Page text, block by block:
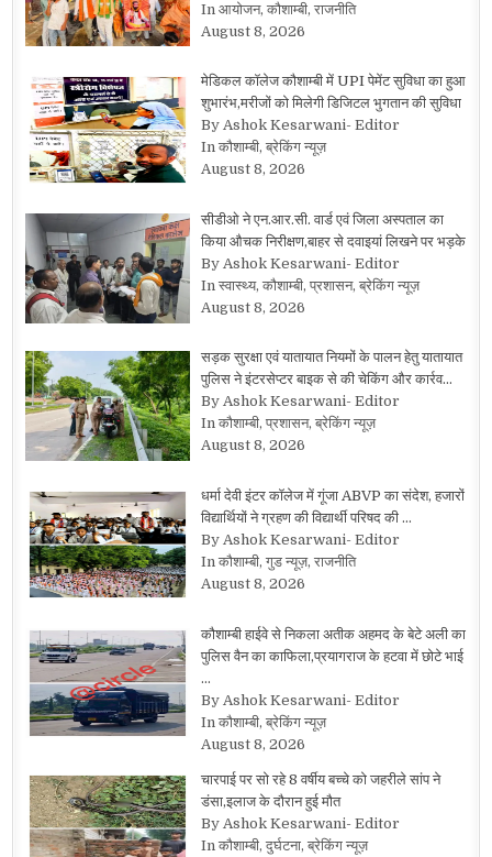
In आयोजन, कौशाम्बी, राजनीति
August 8, 2026
मेडिकल कॉलेज कौशाम्बी में UPI पेमेंट सुविधा का हुआ
शुभारंभ,मरीजों को मिलेगी डिजिटल भुगतान की सुविधा
By Ashok Kesarwani- Editor
In कौशाम्बी, ब्रेकिंग न्यूज़
August 8, 2026
सीडीओ ने एन.आर.सी. वार्ड एवं जिला अस्पताल का
किया औचक निरीक्षण,बाहर से दवाइयां लिखने पर भड़के
By Ashok Kesarwani- Editor
In स्वास्थ्य, कौशाम्बी, प्रशासन, ब्रेकिंग न्यूज़
August 8, 2026
सड़क सुरक्षा एवं यातायात नियमों के पालन हेतु यातायात
पुलिस ने इंटरसेप्टर बाइक से की चेकिंग और कार्रव…
By Ashok Kesarwani- Editor
In कौशाम्बी, प्रशासन, ब्रेकिंग न्यूज़
August 8, 2026
धर्मा देवी इंटर कॉलेज में गूंजा ABVP का संदेश, हजारों
विद्यार्थियों ने ग्रहण की विद्यार्थी परिषद की …
By Ashok Kesarwani- Editor
In कौशाम्बी, गुड न्यूज़, राजनीति
August 8, 2026
कौशाम्बी हाईवे से निकला अतीक अहमद के बेटे अली का
पुलिस वैन का काफिला,प्रयागराज के हटवा में छोटे भाई
…
By Ashok Kesarwani- Editor
In कौशाम्बी, ब्रेकिंग न्यूज़
August 8, 2026
चारपाई पर सो रहे 8 वर्षीय बच्चे को जहरीले सांप ने
डंसा,इलाज के दौरान हुई मौत
By Ashok Kesarwani- Editor
In कौशाम्बी, दुर्घटना, ब्रेकिंग न्यूज़